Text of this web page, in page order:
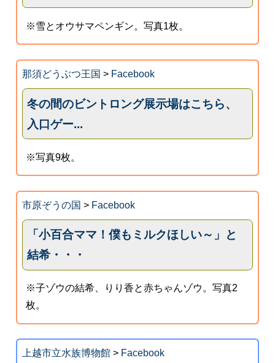
※雪とオウサマペンギン。写真1枚。
那須どうぶつ王国 > Facebook
冬の間のビントロング展示場はこちら、
入口ゲー...
※写真9枚。
市原ぞうの国 > Facebook
「小百合ママ！僕もミルクほしい～」と
結希・・・
※子ゾウの結希、りり香と赤ちゃんゾウ。写真2
枚。
上越市立水族博物館> Facebook